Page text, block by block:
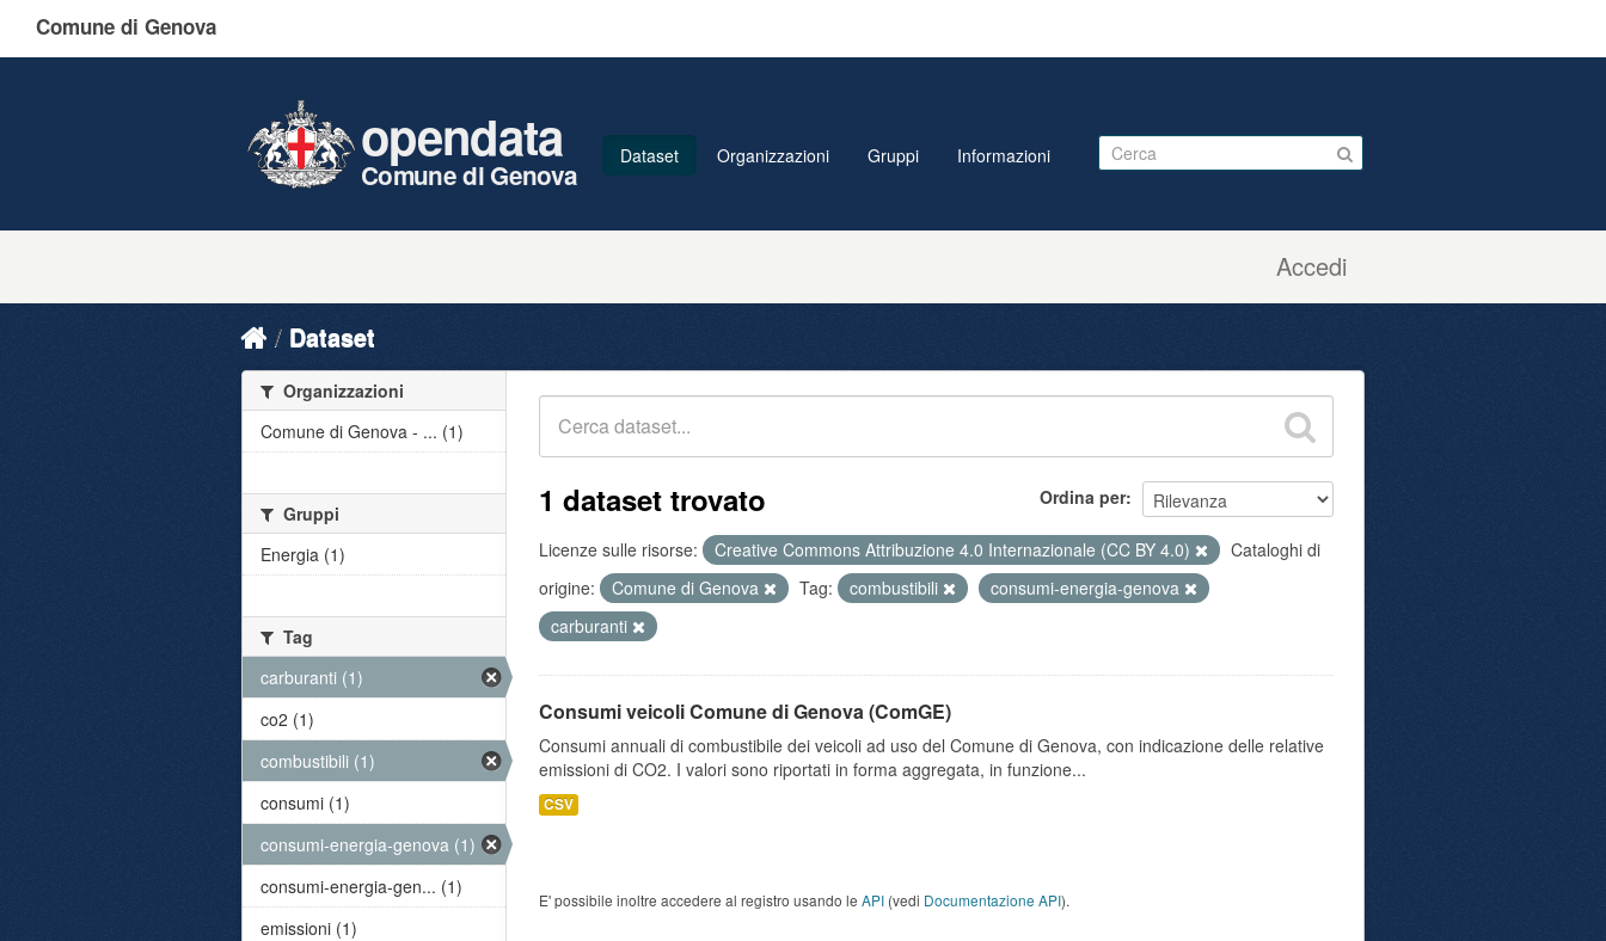
Comune di Genova
Accedi
opendata
Comune di Genova
Dataset Organizzazioni Gruppi Informazioni
Dataset
Ordina per
1 dataset trovato
Licenze sulle risorse: Creative Commons Attribuzione 4.0 Internazionale (CC BY 4.0)
Cataloghi di
origine:
Comune di Genova Tag: combustibili
consumi-energia-genova
carburanti
Consumi veicoli Comune di Genova (ComGE)
Consumi annuali di combustibile dei veicoli ad uso del Comune di Genova, con indicazione delle relative
emissioni di CO2. I valori sono riportati in forma aggregata, in funzione...
CSV
E' possibile inoltre accedere al registro usando le API (vedi Documentazione API).
Organizzazioni
Comune di Genova - ... (1)
Gruppi
Energia (1)
Tag
carburanti (1)
co2 (1)
combustibili (1)
consumi (1)
consumi-energia-genova (1)
consumi-energia-gen... (1)
emissioni (1)